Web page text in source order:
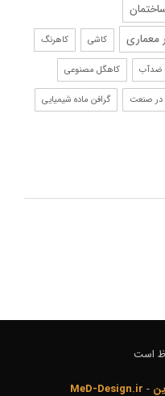
معماری کاشی کاهرنگ
ضدآب کاهگل مصنوعی
در صنعت گرافن ماده شیمیایی
است
-
MeD-Design.ir